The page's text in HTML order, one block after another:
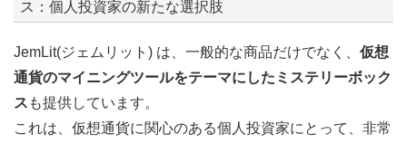
ス：個人投資家の新たな選択肢
JemLit(ジェムリット) は、一般的な商品だけでなく、 仮想
通貨のマイニングツールをテーマにしたミステリーボック
ス も提供しています。
これは、仮想通貨に関心のある個人投資家にとって、非常